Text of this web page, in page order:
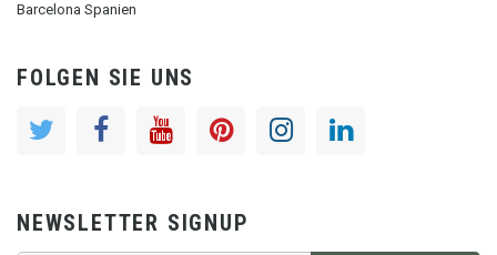
Barcelona Spanien
FOLGEN SIE UNS
NEWSLETTER SIGNUP